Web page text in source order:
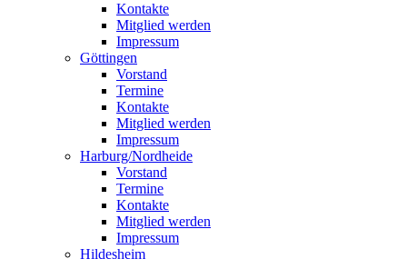
Kontakte
Mitglied werden
Impressum
Göttingen
Vorstand
Termine
Kontakte
Mitglied werden
Impressum
Harburg/Nordheide
Vorstand
Termine
Kontakte
Mitglied werden
Impressum
Hildesheim